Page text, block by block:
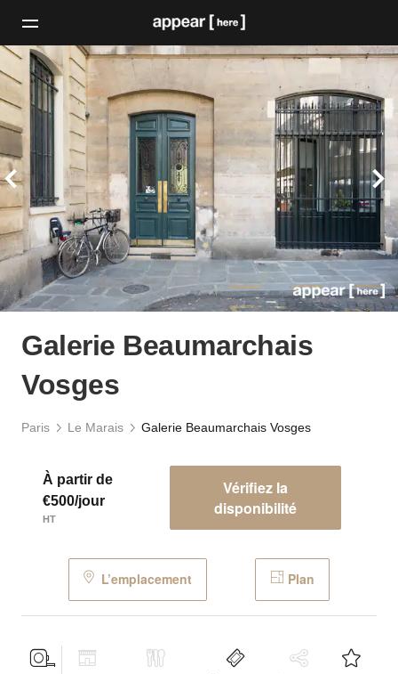
Galerie Beaumarchais
Vosges
Paris Le Marais Galerie Beaumarchais Vosges
À partir de
€500/jour
HT
Vérifiez la
disponibilité
L’emplacement Plan